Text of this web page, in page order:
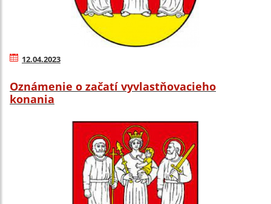
12.04.2023
Oznámenie o začatí vyvlastňovacieho
konania